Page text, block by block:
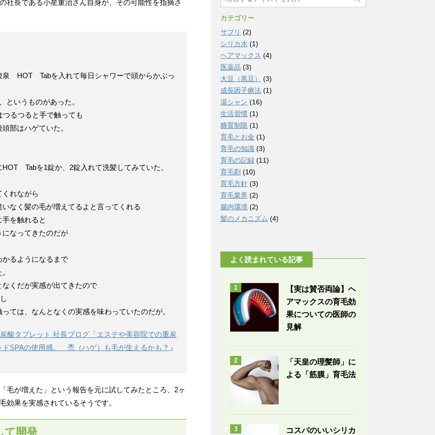
社長である小星重治さん自身が、その可能性を指摘さ
泉 HOT Tabを入れて毎日シャワーで頭からかぶっ
というものがあった。
るつると手で触っても
部はハゲていた。
Tabを1錠か、2錠入れて洗髪してみていた。
れながら
なく髪の毛が増えてるよと言ってくれる
を触れると
なってきたのだが
るようになるまで
くだが実感が出てきたので
ては、なんとなくの実感を味わっていたのだが。
酸タブレット 社長ブログ「エステや美容院での重炭
ドSPAの使用感。 禿（ハゲ）も毛が生えるかも？ 」
毛が増えた」という報告を元に試してみたところ、2ヶ
効果を実感されているそうです。
て開発
カテゴリー
サプリ (2)
シリカ水 (1)
ヘアマックス (4)
医薬品 (3)
大豆（黒豆）
(3)
成長因子療法 (1)
湯シャン (16)
生活習慣 (1)
糖質制限 (1)
育毛とお金 (1)
育毛の知識 (3)
育毛の記録 (11)
育毛剤 (10)
育毛方針 (3)
育毛業界 (2)
腸内環境 (2)
髪のメカニズム (4)
よく読まれている記事
1
【実は賛否両論】ヘ
アマックスの育毛効
果についての医師の
見解
2
「天皇の理髪師」に
よる「筋膜」育毛法
3 コスパのいいシリカ